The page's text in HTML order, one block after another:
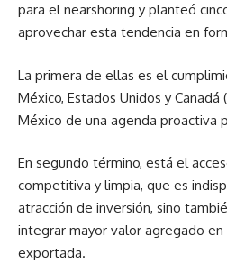
para el nearshoring y planteó
aprovechar esta tendencia en
La primera de ellas es el
México, Estados Unidos y
México de una agenda proactiva
En segundo término, está el
competitiva y limpia, que es
atracción de inversión, sino
integrar mayor valor agregado
exportada.